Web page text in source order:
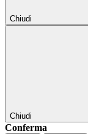
Chiudi
Chiudi
Conferma